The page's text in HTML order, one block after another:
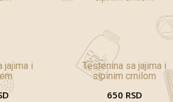
jajima i
Testenina sa jajima i
sipinim crnilom
650 RSD